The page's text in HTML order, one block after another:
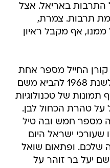
התרבות באריאל. אצל
תרבות. צמרת,
אף מקבל ראיון
החייל מספר אחת
של "ישראל שישבת" חזרה לשנת 1968 להביא משם
תמונות של טכנולוגיות
טהרת הכחול לבן.
מספר חמש ובה טיל
שעורכי ישראל היום
שלכם. ופתאום שואל
יעל בר זוהר על